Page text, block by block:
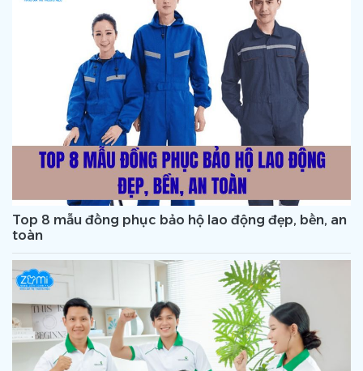
Top 8 mẫu đồng phục bảo hộ lao động đẹp, bền, an
toàn